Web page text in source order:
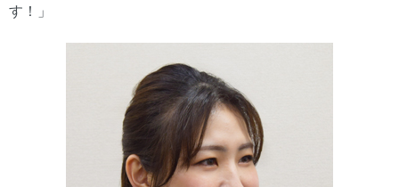
す！」